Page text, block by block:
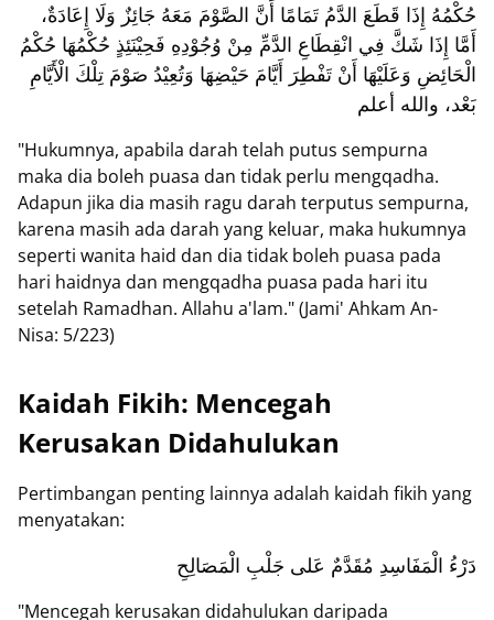
حُكْمُهُ إِذَا قَطَعَ الدَّمُ تَمَامًا أَنَّ الصَّوْمَ مَعَهُ جَائِزٌ وَلَا إِعَادَةٌ،
أَمَّا إِذَا شَكَّ فِي انْقِطَاعِ الدَّمِّ مِنْ وُجُوْدِهِ فَحِيْنَئِذٍ حُكْمُهَا حُكْمُ
الْحَائِضِ وَعَلَيْهَا أَنْ تَفْطِرَ أَيَّامَ حَيْضِهَا وَتُعِيْدُ صَوْمَ تِلْكَ الْأَيَّامِ
بَعْد، والله أعلم
"Hukumnya, apabila darah telah putus sempurna
maka dia boleh puasa dan tidak perlu mengqadha.
Adapun jika dia masih ragu darah terputus sempurna,
karena masih ada darah yang keluar, maka hukumnya
seperti wanita haid dan dia tidak boleh puasa pada
hari haidnya dan mengqadha puasa pada hari itu
setelah Ramadhan. Allahu a'lam." (Jami' Ahkam An-
Nisa: 5/223)
Kaidah Fikih: Mencegah
Kerusakan Didahulukan
Pertimbangan penting lainnya adalah kaidah fikih yang
menyatakan:
دَرْءُ الْمَفَاسِدِ مُقَدَّمٌ عَلى جَلْبِ الْمَصَالِحِ
"Mencegah kerusakan didahulukan daripada